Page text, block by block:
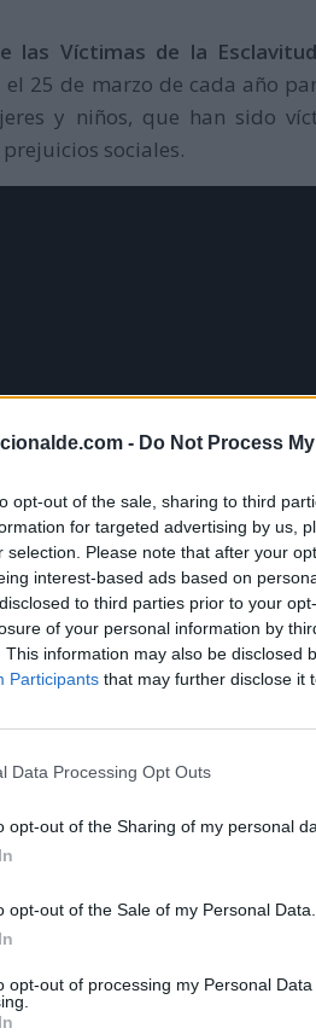
- Do Not Process
opt-out of the sale, sharing to third
for targeted advertising by us,
selection. Please note that after your
interest-based ads based on
to third parties prior to your
of your personal information by
This information may also be disclosed
Participants that may further disclose it
Data Processing Opt Outs
opt-out of the Sharing of my personal
opt-out of the Sale of my Personal Data.
opt-out of processing my Personal
las Víctimas de la
el 25 de marzo de cada año
y niños, que han sido
sociales.
"El Arco del Retorno".
de las Víctimas de la
de Esclavos. Tema
de las Víctimas de la
el año 2026 es:
empoderar el futuro".